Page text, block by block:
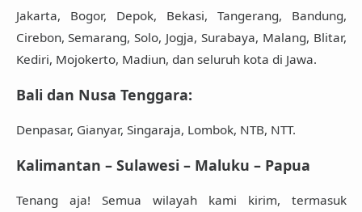
Jakarta, Bogor, Depok, Bekasi, Tangerang, Bandung,
Cirebon, Semarang, Solo, Jogja, Surabaya, Malang, Blitar,
Kediri, Mojokerto, Madiun, dan seluruh kota di Jawa.
Bali dan Nusa Tenggara:
Denpasar, Gianyar, Singaraja, Lombok, NTB, NTT.
Kalimantan – Sulawesi – Maluku – Papua
Tenang aja! Semua wilayah kami kirim, termasuk